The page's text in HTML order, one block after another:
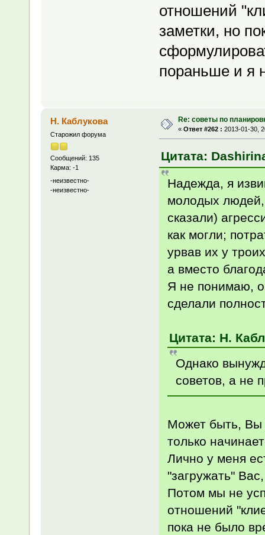
отношений
заметки, но
пораньше и я
Н. Каблукова
Старожил форума
Сообщений: 135
Карма: -1
-неизвестно-
-неизвестно-
Re: советы по
« Ответ #262 : 2013-01-30,
Цитата:
Надежда, я
молодых людей,
сказали)
как могли;
урвав их у
а вместо
Я не понимаю,
сделали
Цитата: Н.
Однако
советов, а не
Может быть, Вы
только
Лично у меня
"загружать"
Потом мы не
отношений
пока не было